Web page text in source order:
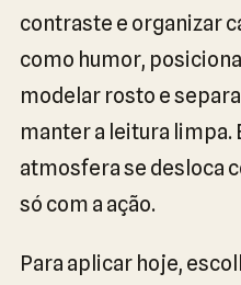
contraste e organizar
como humor,
modelar rosto e
manter a leitura limpa.
atmosfera se desloca
só com a ação.
Para aplicar hoje,